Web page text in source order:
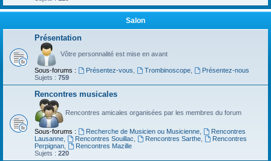
Salon
Présentation
Vôtre personnalité est mise en avant
Sous-forums : Présentez-vous Trombinoscope,
Présentez-nous
Sujets : 759
Rencontres musicales
Rencontres amicales organisées par les membres du forum
Sous-forums : Recherche de Musicien ou Musicienne,
Rencontres
Lausanne
Rencontres Souillac Rencontres Sarthe,
Rencontres
Perpignan
Rencontres Mazille
Sujets : 220